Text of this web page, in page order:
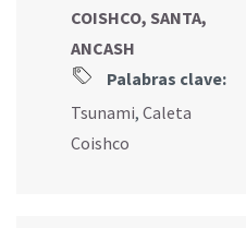
COISHCO, SANTA,
ANCASH
Palabras clave:
Tsunami, Caleta
Coishco